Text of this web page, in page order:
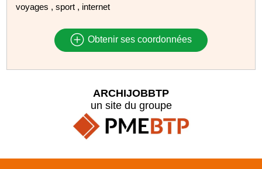
voyages , sport , internet
Obtenir ses coordonnées
ARCHIJOBBTP
un site du groupe